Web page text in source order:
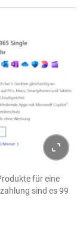
für eine
sind es 99